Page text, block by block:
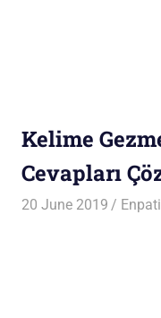
Kelime
Cevapları
20 June 2019